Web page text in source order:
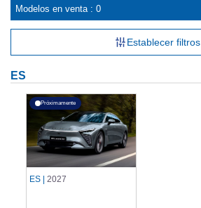
Modelos en venta : 0
Establecer filtros
ES
Próximamente
ES | 2027